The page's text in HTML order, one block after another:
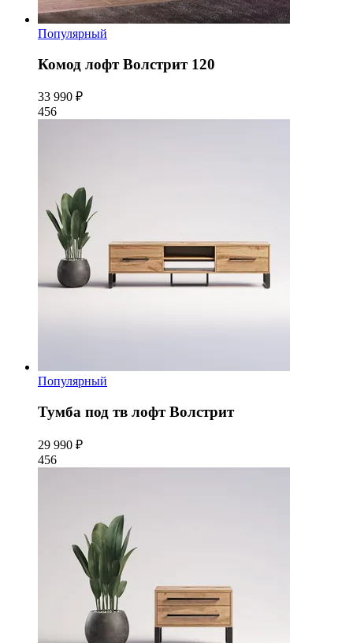
Популярный
Комод лофт Волстрит 120
33 990 ₽
456
Популярный
Тумба под тв лофт Волстрит
29 990 ₽
456